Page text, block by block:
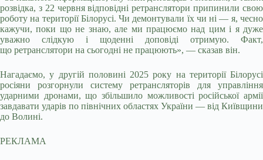
розвідка, з 22 червня відповідні ретранслятори припинили свою
роботу на території Білорусі. Чи демонтували їх чи ні — я, чесно
кажучи, поки що не знаю, але ми працюємо над цим і я дуже
уважно слідкую і щоденні доповіді отримую. Факт,
що ретранслятори на сьогодні не працюють», — сказав він.
Нагадаємо, у другій половині 2025 року на території Білорусі
росіяни розгорнули систему ретрансляторів для управління
ударними дронами, що збільшило можливості російської армії
завдавати ударів по північних областях України — від Київщини
до Волині.
РЕКЛАМА